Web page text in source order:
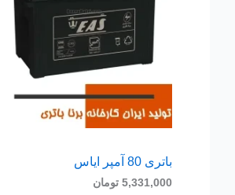
باتری 80 آمپر ایاس
5,331,000 تومان